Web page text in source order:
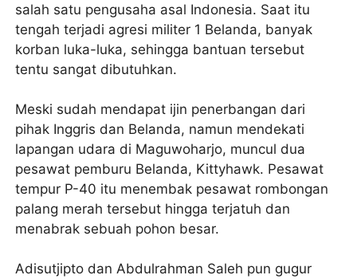
salah satu pengusaha asal Indonesia. Saat itu
tengah terjadi agresi militer 1 Belanda, banyak
korban luka-luka, sehingga bantuan tersebut
tentu sangat dibutuhkan.
Meski sudah mendapat ijin penerbangan dari
pihak Inggris dan Belanda, namun mendekati
lapangan udara di Maguwoharjo, muncul dua
pesawat pemburu Belanda, Kittyhawk. Pesawat
tempur P-40 itu menembak pesawat rombongan
palang merah tersebut hingga terjatuh dan
menabrak sebuah pohon besar.
Adisutjipto dan Abdulrahman Saleh pun gugur